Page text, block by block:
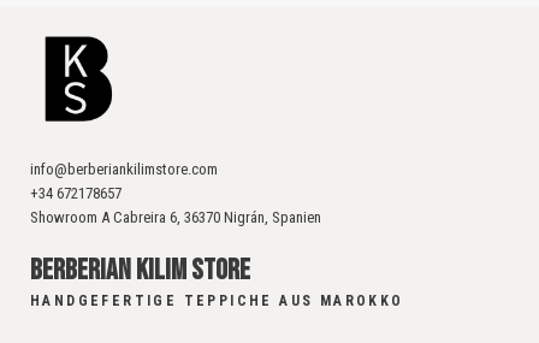
info@berberiankilimstore.com
+34 672178657
Showroom A Cabreira 6, 36370 Nigrán, Spanien
BERBERIAN KILIM STORE
HANDGEFERTIGE TEPPICHE AUS MAROKKO